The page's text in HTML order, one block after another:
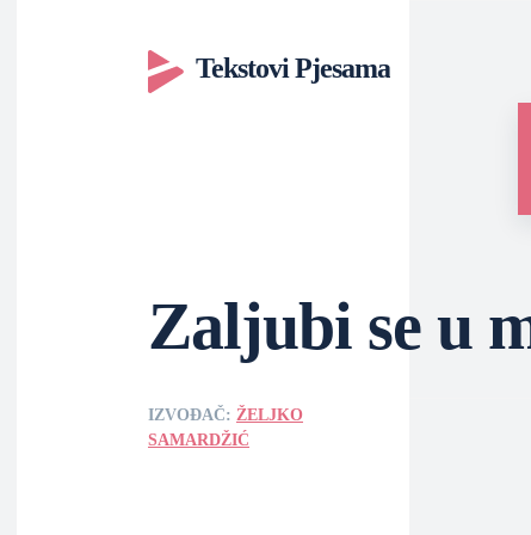
Tekstovi Pjesama
Zaljubi se u
IZVOĐAČ: ŽELJKO
SAMARDŽIĆ